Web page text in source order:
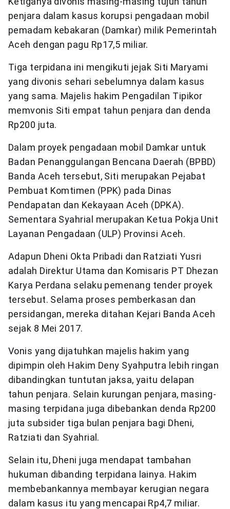
penjara dalam kasus korupsi pengadaan mobil
pemadam kebakaran (Damkar) milik Pemerintah
Aceh dengan pagu Rp17,5 miliar.
Tiga terpidana ini mengikuti jejak Siti Maryami
yang divonis sehari sebelumnya dalam kasus
yang sama. Majelis hakim Pengadilan Tipikor
memvonis Siti empat tahun penjara dan denda
Rp200 juta.
Dalam proyek pengadaan mobil Damkar untuk
Badan Penanggulangan Bencana Daerah (BPBD)
Banda Aceh tersebut, Siti merupakan Pejabat
Pembuat Komtimen (PPK) pada Dinas
Pendapatan dan Kekayaan Aceh (DPKA).
Sementara Syahrial merupakan Ketua Pokja Unit
Layanan Pengadaan (ULP) Provinsi Aceh.
Adapun Dheni Okta Pribadi dan Ratziati Yusri
adalah Direktur Utama dan Komisaris PT Dhezan
Karya Perdana selaku pemenang tender proyek
tersebut. Selama proses pemberkasan dan
persidangan, mereka ditahan Kejari Banda Aceh
sejak 8 Mei 2017.
Vonis yang dijatuhkan majelis hakim yang
dipimpin oleh Hakim Deny Syahputra lebih ringan
dibandingkan tuntutan jaksa, yaitu delapan
tahun penjara. Selain kurungan penjara, masing-
masing terpidana juga dibebankan denda Rp200
juta subsider tiga bulan penjara bagi Dheni,
Ratziati dan Syahrial.
Selain itu, Dheni juga mendapat tambahan
hukuman dibanding terpidana lainya. Hakim
membebankannya membayar kerugian negara
dalam kasus itu yang mencapai Rp4,7 miliar.